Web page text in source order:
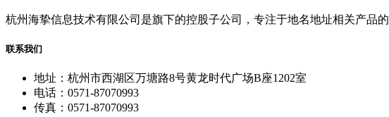
杭州海挚信息技术有限公司是旗下的控股子公司，专注于地名地址相关产品的
联系我们
地址：杭州市西湖区万塘路8号黄龙时代广场B座1202室
电话：0571-87070993
传真：0571-87070993